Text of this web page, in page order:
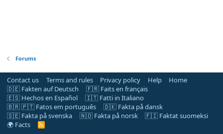
Forums
Contact us Terms and rules Privacy policy Help
Home
🇩🇪 Fakten auf Deutsch
🇫🇷 Faits en français
🇪🇸 Hechos en Español
🇮🇹 Fatti in Italiano
🇧🇷 🇵🇹 Fatos em português
🇩🇰 Fakta på dansk
🇸🇪 Fakta på svenska
🇳🇴 Fakta på norsk
🇫🇮 Faktat suomeksi
🌍 Facts
R